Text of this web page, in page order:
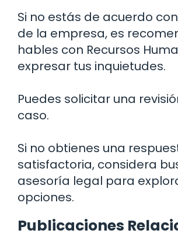
Si no estás de acuerdo
de la empresa, es
hables con Recursos
expresar tus inquietudes.
Puedes solicitar una
caso.
Si no obtienes una
satisfactoria, considera
asesoría legal para
opciones.
Publicaciones